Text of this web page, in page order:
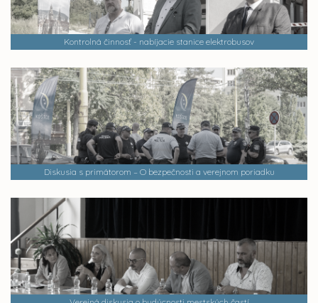
Kontrolná činnosť - nabíjacie stanice elektrobusov
Diskusia s primátorom – O bezpečnosti a verejnom poriadku